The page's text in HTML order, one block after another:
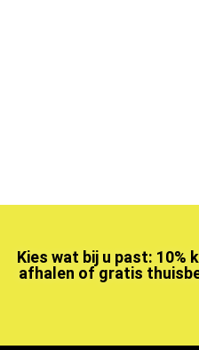
Kies wat bij u past: 10%
afhalen of gratis